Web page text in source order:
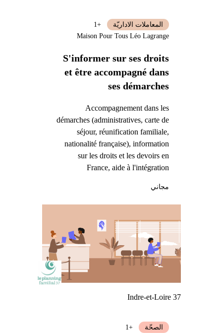
S'informer sur ses droits
et être accompagné dans
ses démarches
Accompagnement dans les
démarches (administratives, carte de
séjour, réunification familiale,
nationalité française), information
sur les droits et les devoirs en
France, aide à l'intégration
المعاملات الاداريّة
+1
Maison Pour Tous Léo Lagrange
مجاني
Indre-et-Loire 37
الصحّة
+1